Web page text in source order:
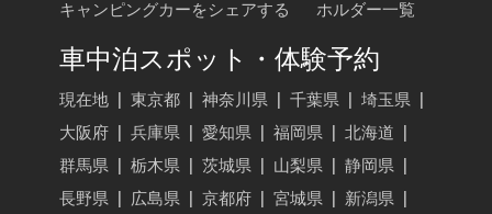
キャンピングカーをシェアする
ホルダー一覧
車中泊スポット・体験予約
現在地 東京都 神奈川県 千葉県 埼玉県
大阪府
兵庫県 愛知県 福岡県 北海道
群馬県
栃木県 茨城県 山梨県 静岡県
長野県
広島県 京都府 宮城県 新潟県